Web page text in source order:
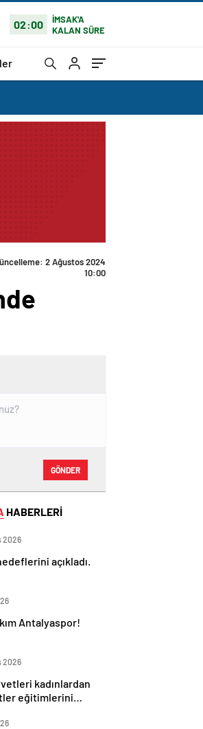
02:00
İMSAK'A
KALAN SÜRE
2 Ağustos 2024
10:00
GÖNDER
HABERLERİ
2026
açıkladı.
Antalyaspor!
2026
kadınlardan
eğitimlerini